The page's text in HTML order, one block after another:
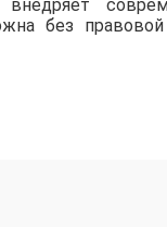
без